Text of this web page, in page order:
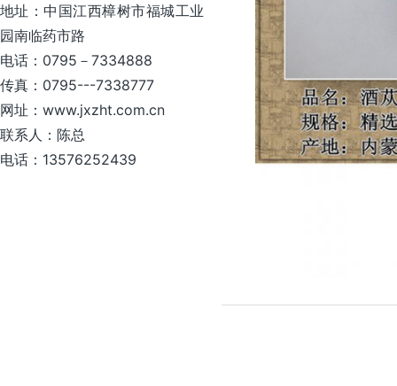
地址：中国江西樟树市福城工业
园南临药市路
电话：0795－7334888
传真：0795---7338777
网址：www.jxzht.com.cn
联系人：陈总
电话：13576252439